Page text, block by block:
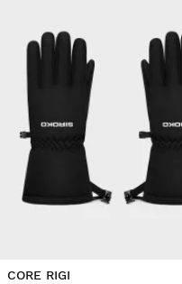
CORE RIGI